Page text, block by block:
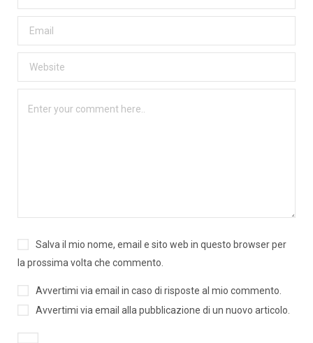
Salva il mio nome, email e sito web in questo browser per
la prossima volta che commento.
Avvertimi via email in caso di risposte al mio commento.
Avvertimi via email alla pubblicazione di un nuovo articolo.